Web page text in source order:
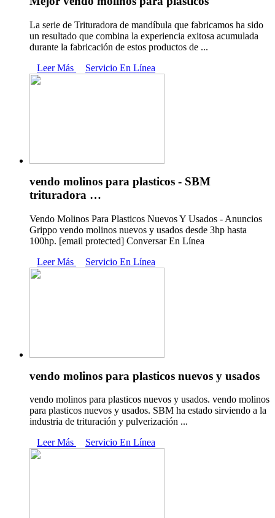
La serie de Trituradora de mandíbula que fabricamos ha sido
un resultado que combina la experiencia exitosa acumulada
durante la fabricación de estos productos de ...
Leer Más
Servicio En Línea
vendo molinos para plasticos - SBM
trituradora …
Vendo Molinos Para Plasticos Nuevos Y Usados - Anuncios
Grippo vendo molinos nuevos y usados desde 3hp hasta
100hp. [email protected] Conversar En Línea
Leer Más
Servicio En Línea
vendo molinos para plasticos nuevos y usados
vendo molinos para plasticos nuevos y usados. vendo molinos
para plasticos nuevos y usados. SBM ha estado sirviendo a la
industria de trituración y pulverización ...
Leer Más
Servicio En Línea